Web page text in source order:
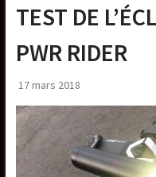
TEST DE
PWR RIDER
17 mars 2018